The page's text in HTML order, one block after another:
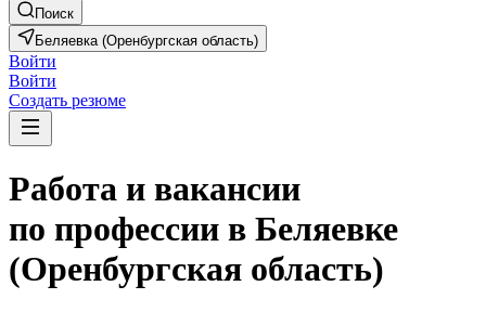
Поиск
Беляевка (Оренбургская область)
Войти
Войти
Создать резюме
Работа и вакансии
по профессии в Беляевке
(Оренбургская область)